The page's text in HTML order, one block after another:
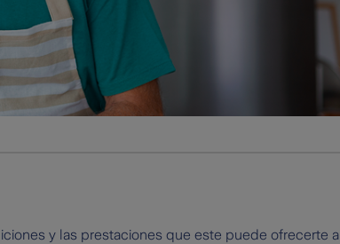
y las prestaciones que este puede ofrecerte a